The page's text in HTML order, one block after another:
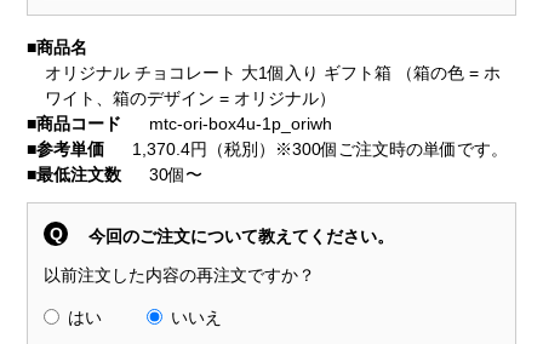
■商品名
オリジナル チョコレート 大1個入り ギフト箱 （箱の色 = ホ
ワイト、箱のデザイン = オリジナル）
■商品コード
mtc-ori-box4u-1p_oriwh
■参考単価
1,370.4円（税別）※300個ご注文時の単価です。
■最低注文数 30個〜
Q 今回のご注文について教えてください。
以前注文した内容の再注文ですか？
はい いいえ